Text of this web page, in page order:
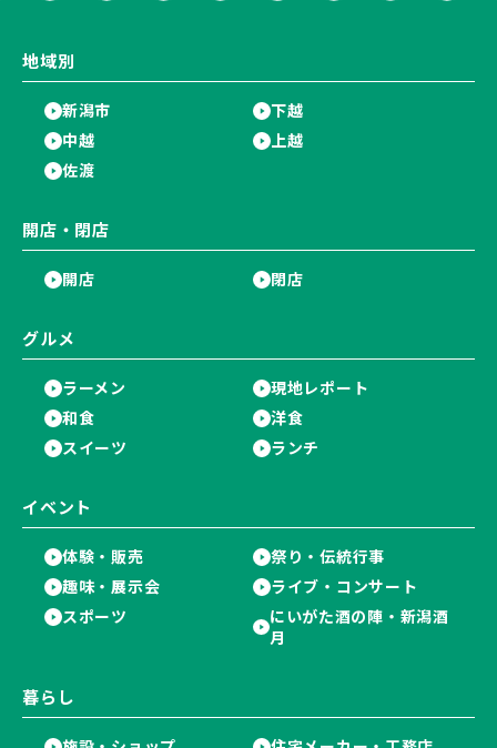
地域別
新潟市
下越
中越
上越
佐渡
開店・閉店
開店 閉店
グルメ
ラーメン
現地レポート
和食
洋食
スイーツ
ランチ
イベント
体験・販売
祭り・伝統行事
趣味・展示会
ライブ・コンサート
スポーツ
にいがた酒の陣・新潟酒
月
暮らし